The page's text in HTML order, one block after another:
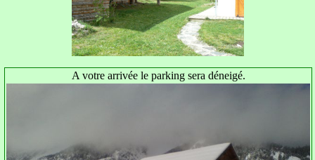
A votre arrivée le parking sera déneigé.